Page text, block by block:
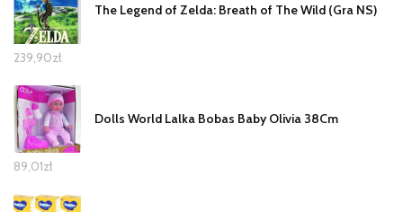
The Legend of Zelda: Breath of The Wild (Gra NS)
239,90zł
Dolls World Lalka Bobas Baby Olivia 38Cm
89,01zł